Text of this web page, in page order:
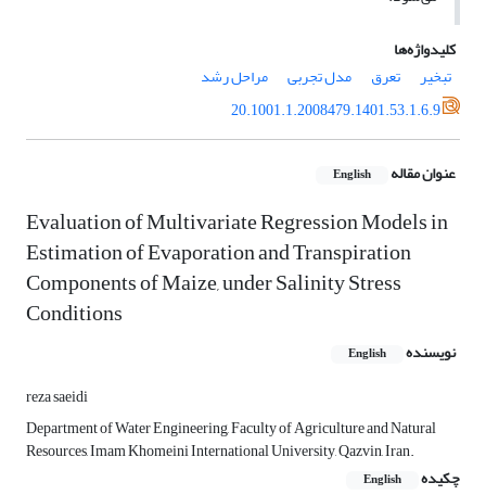
کلیدواژه‌ها
تبخیر
تعرق مدل تجربی
مراحل رشد
20.1001.1.2008479.1401.53.1.6.9
عنوان مقاله English
Evaluation of Multivariate Regression Models in
Estimation of Evaporation and Transpiration
Components of Maize, under Salinity Stress
Conditions
نویسنده English
reza saeidi
Department of Water Engineering, Faculty of Agriculture and Natural
Resources, Imam Khomeini International University, Qazvin, Iran.
چکیده
English